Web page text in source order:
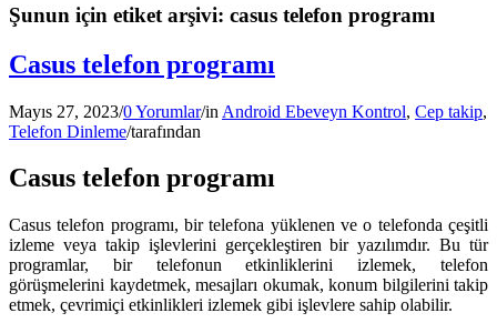
Şunun için etiket arşivi: casus telefon programı
Casus telefon programı
Mayıs 27, 2023/0 Yorumlar/in Android Ebeveyn Kontrol, Cep takip,
Telefon Dinleme/tarafından
Casus telefon programı
Casus telefon programı, bir telefona yüklenen ve o telefonda çeşitli
izleme veya takip işlevlerini gerçekleştiren bir yazılımdır. Bu tür
programlar, bir telefonun etkinliklerini izlemek, telefon
görüşmelerini kaydetmek, mesajları okumak, konum bilgilerini takip
etmek, çevrimiçi etkinlikleri izlemek gibi işlevlere sahip olabilir.